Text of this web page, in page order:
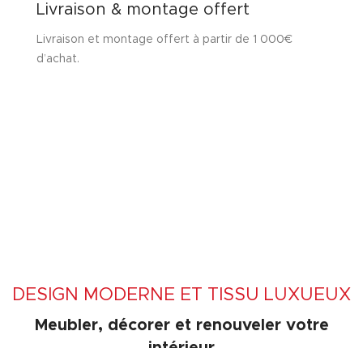
Livraison & montage offert
Livraison et montage offert à partir de 1 000€
d’achat.
DESIGN MODERNE ET TISSU LUXUEUX
Meubler, décorer et renouveler votre